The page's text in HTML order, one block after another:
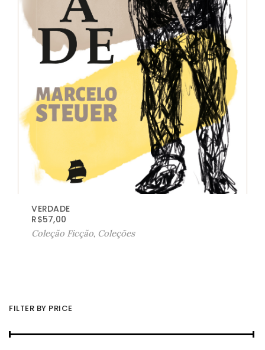
VERDADE
R$57,00
Coleção Ficção, Coleções
FILTER BY PRICE